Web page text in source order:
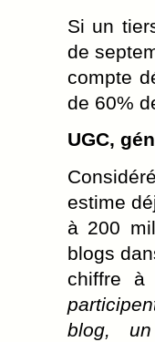
Si un
de
compte
de 60%
UGC,
estime
à 200
blogs
chiffre
blog,